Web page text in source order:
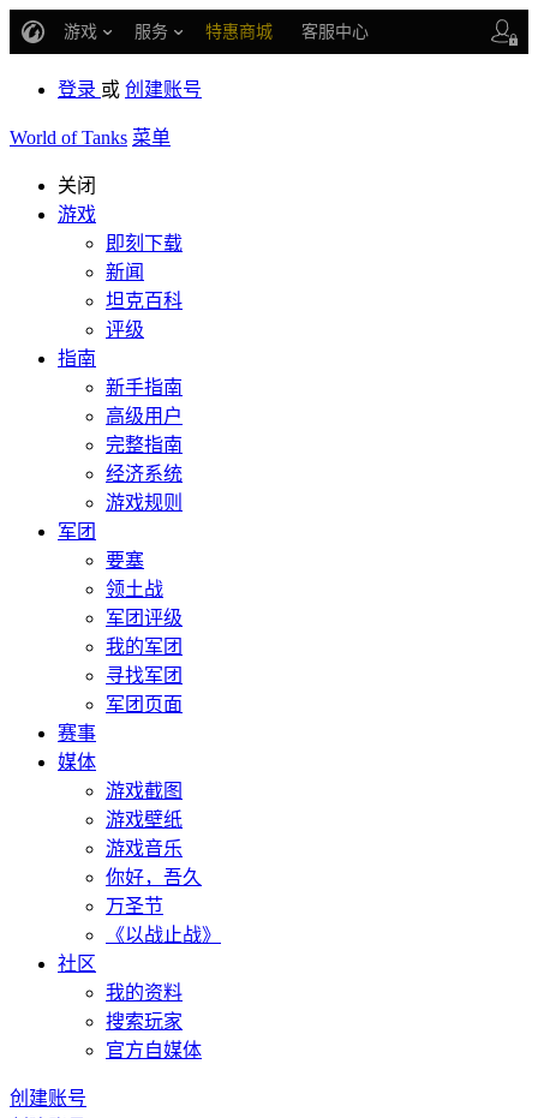
游戏 服务 特惠商城 客服中心
登录 或 创建账号
World of Tanks 菜单
关闭
游戏
即刻下载
新闻
坦克百科
评级
指南
新手指南
高级用户
完整指南
经济系统
游戏规则
军团
要塞
领土战
军团评级
我的军团
寻找军团
军团页面
赛事
媒体
游戏截图
游戏壁纸
游戏音乐
你好，吾久
万圣节
《以战止战》
社区
我的资料
搜索玩家
官方自媒体
创建账号